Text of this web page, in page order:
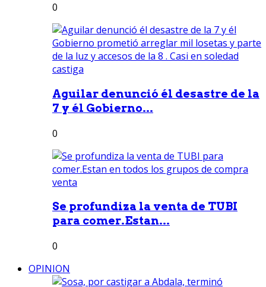
0
Aguilar denunció él desastre de la
7 y él Gobierno...
0
Se profundiza la venta de TUBI
para comer.Estan...
0
OPINION